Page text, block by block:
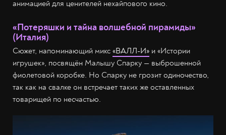
анимацией для ценителей нехайпового кино.
«Потеряшки и тайна волшебной пирамиды»
(Италия)
Сюжет, напоминающий микс «ВАЛЛ-И» и «Истории
игрушек», посвящён Малышу Спарку — выброшенной
фиолетовой коробке. Но Спарку не грозит одиночество,
так как на свалке он встречает таких же оставленных
товарищей по несчастью.